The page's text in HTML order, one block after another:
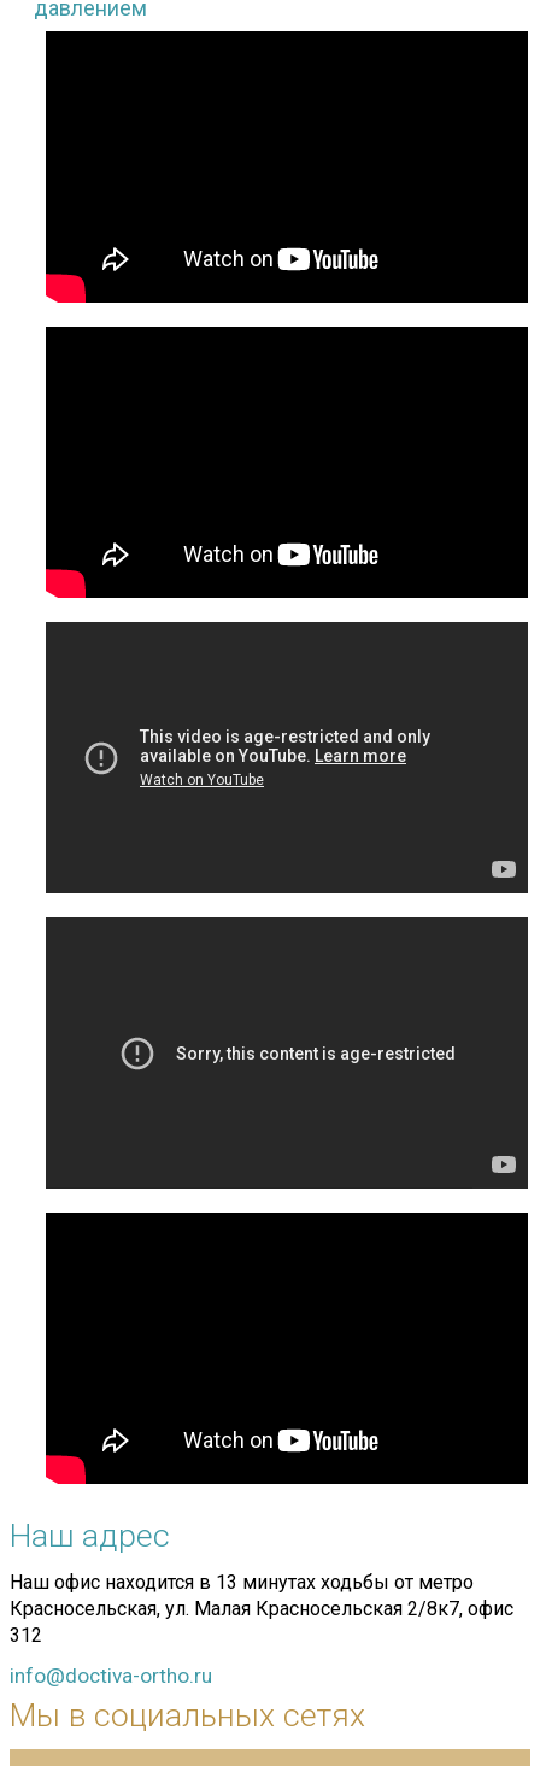
давлением
Наш адрес
Наш офис находится в 13 минутах ходьбы от метро
Красносельская, ул. Малая Красносельская 2/8к7, офис
312
info@doctiva-ortho.ru
Мы в социальных сетях